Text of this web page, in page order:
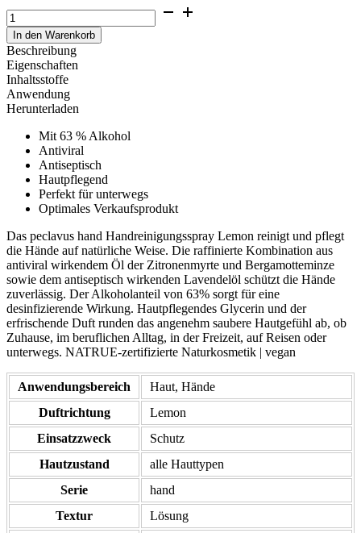
Handreinigungsspray
Lemon,
50
ml
Menge
In den Warenkorb
Beschreibung
Eigenschaften
Inhaltsstoffe
Anwendung
Herunterladen
Mit 63 % Alkohol
Antiviral
Antiseptisch
Hautpflegend
Perfekt für unterwegs
Optimales Verkaufsprodukt
Das peclavus hand Handreinigungsspray Lemon reinigt und pflegt
die Hände auf natürliche Weise. Die raffinierte Kombination aus
antiviral wirkendem Öl der Zitronenmyrte und Bergamotteminze
sowie dem antiseptisch wirkenden Lavendelöl schützt die Hände
zuverlässig. Der Alkoholanteil von 63% sorgt für eine
desinfizierende Wirkung. Hautpflegendes Glycerin und der
erfrischende Duft runden das angenehm saubere Hautgefühl ab, ob
Zuhause, im beruflichen Alltag, in der Freizeit, auf Reisen oder
unterwegs. NATRUE-zertifizierte Naturkosmetik | vegan
Anwendungsbereich
Haut, Hände
Duftrichtung
Lemon
Einsatzzweck
Schutz
Hautzustand
alle Hauttypen
Serie
hand
Textur
Lösung